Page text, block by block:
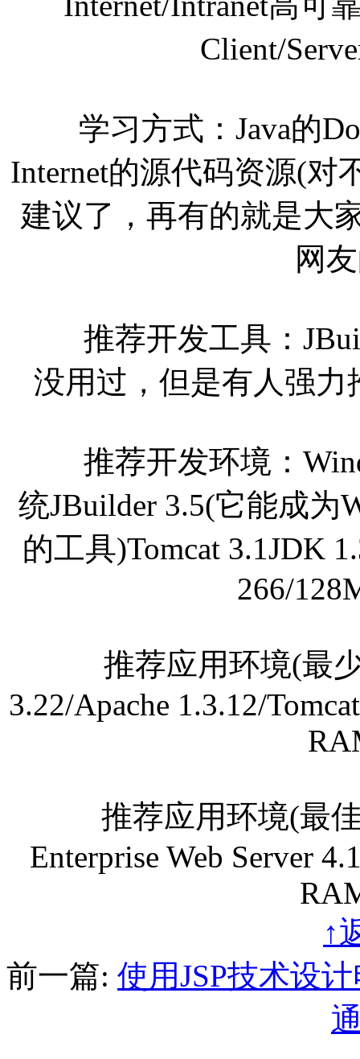
Client/
学习方式：Java的
Internet的源代码资源(对
建议了，再有的就是大
网
推荐开发工具：
没用过，但是有人强力
推荐开发环境：
统JBuilder 3.5(它能成为
的工具)Tomcat 3.1JDK
266/
推荐应用环境(最少)
3.22/Apache 1.3.12/
推荐应用环境(最佳)
Enterprise Web Server
↑
前一篇: 使用JSP技术设